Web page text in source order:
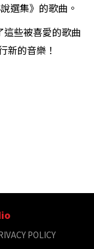
選集》的歌曲。
些被喜愛的歌曲
新的音樂！
POLICY